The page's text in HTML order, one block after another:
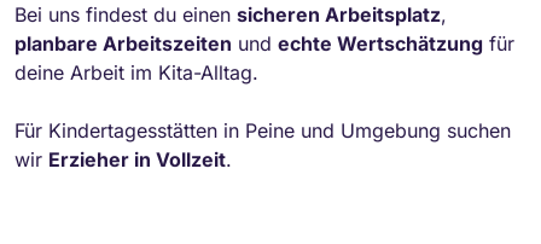
Bei uns findest du einen sicheren Arbeitsplatz,
planbare Arbeitszeiten und echte Wertschätzung für
deine Arbeit im Kita-Alltag.
Für Kindertagesstätten in Peine und Umgebung suchen
wir Erzieher in Vollzeit.